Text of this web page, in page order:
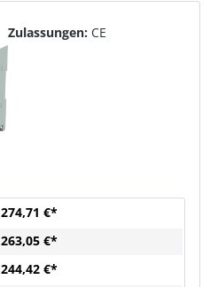
Zulassungen: CE
274,71 €*
263,05 €*
244,42 €*